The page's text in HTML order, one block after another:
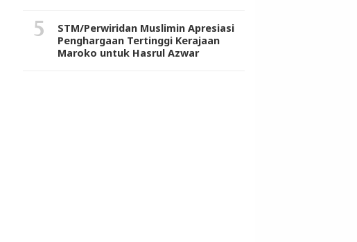
STM/Perwiridan Muslimin Apresiasi
Penghargaan Tertinggi Kerajaan
Maroko untuk Hasrul Azwar